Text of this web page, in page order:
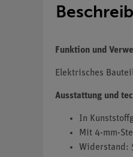
Funktion und
Elektrisches
Ausstattung und
In
Mit 4-mm-
Widerstand: